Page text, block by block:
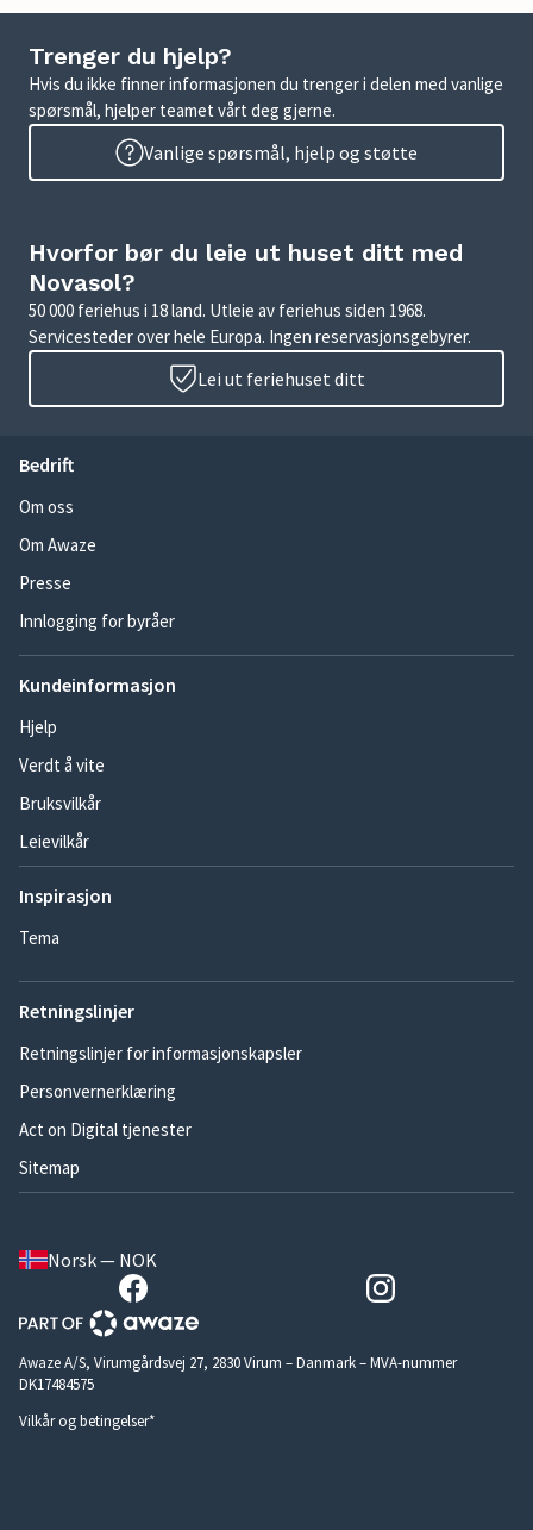
Trenger du hjelp?
Hvis du ikke finner informasjonen du trenger i delen med vanlige
spørsmål, hjelper teamet vårt deg gjerne.
Vanlige spørsmål, hjelp og støtte
Hvorfor bør du leie ut huset ditt med
Novasol?
50 000 feriehus i 18 land. Utleie av feriehus siden 1968.
Servicesteder over hele Europa. Ingen reservasjonsgebyrer.
Lei ut feriehuset ditt
Bedrift
Om oss
Om Awaze
Presse
Innlogging for byråer
Kundeinformasjon
Hjelp
Verdt å vite
Bruksvilkår
Leievilkår
Inspirasjon
Tema
Retningslinjer
Retningslinjer for informasjonskapsler
Personvernerklæring
Act on Digital tjenester
Sitemap
Norsk — NOK
Awaze A/S, Virumgårdsvej 27, 2830 Virum – Danmark – MVA-nummer
DK17484575
Vilkår og betingelser*